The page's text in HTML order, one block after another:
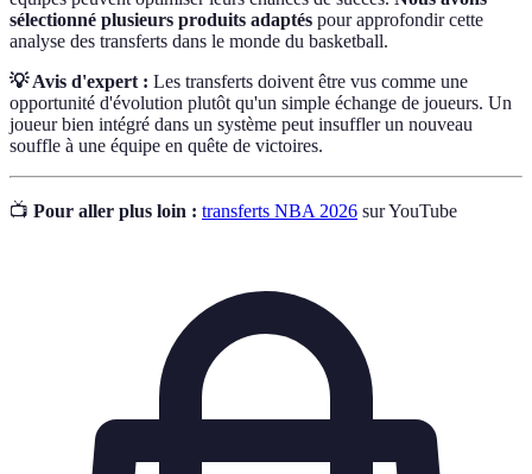
sélectionné plusieurs produits adaptés pour approfondir cette
analyse des transferts dans le monde du basketball.
💡 Avis d'expert : Les transferts doivent être vus comme une
opportunité d'évolution plutôt qu'un simple échange de joueurs. Un
joueur bien intégré dans un système peut insuffler un nouveau
souffle à une équipe en quête de victoires.
📺 Pour aller plus loin : transferts NBA 2026 sur YouTube